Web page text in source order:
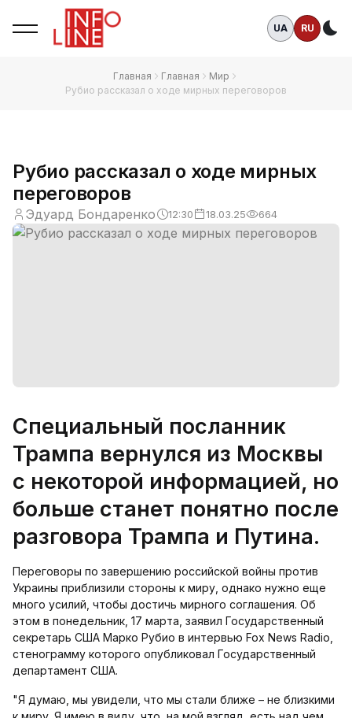
UA RU
Главная Главная
Мир
Рубио рассказал о ходе мирных переговоров
Рубио рассказал о ходе мирных
переговоров
Эдуард Бондаренко 12:30 18.03.25 664
Специальный посланник
Трампа вернулся из Москвы
с некоторой информацией, но
больше станет понятно после
разговора Трампа и Путина.
Переговоры по завершению российской войны против
Украины приблизили стороны к миру, однако нужно еще
много усилий, чтобы достичь мирного соглашения. Об
этом в понедельник, 17 марта, заявил Государственный
секретарь США Марко Рубио в интервью Fox News Radio,
стенограмму которого опубликовал Государственный
департамент США.
"Я думаю, мы увидели, что мы стали ближе – не близкими